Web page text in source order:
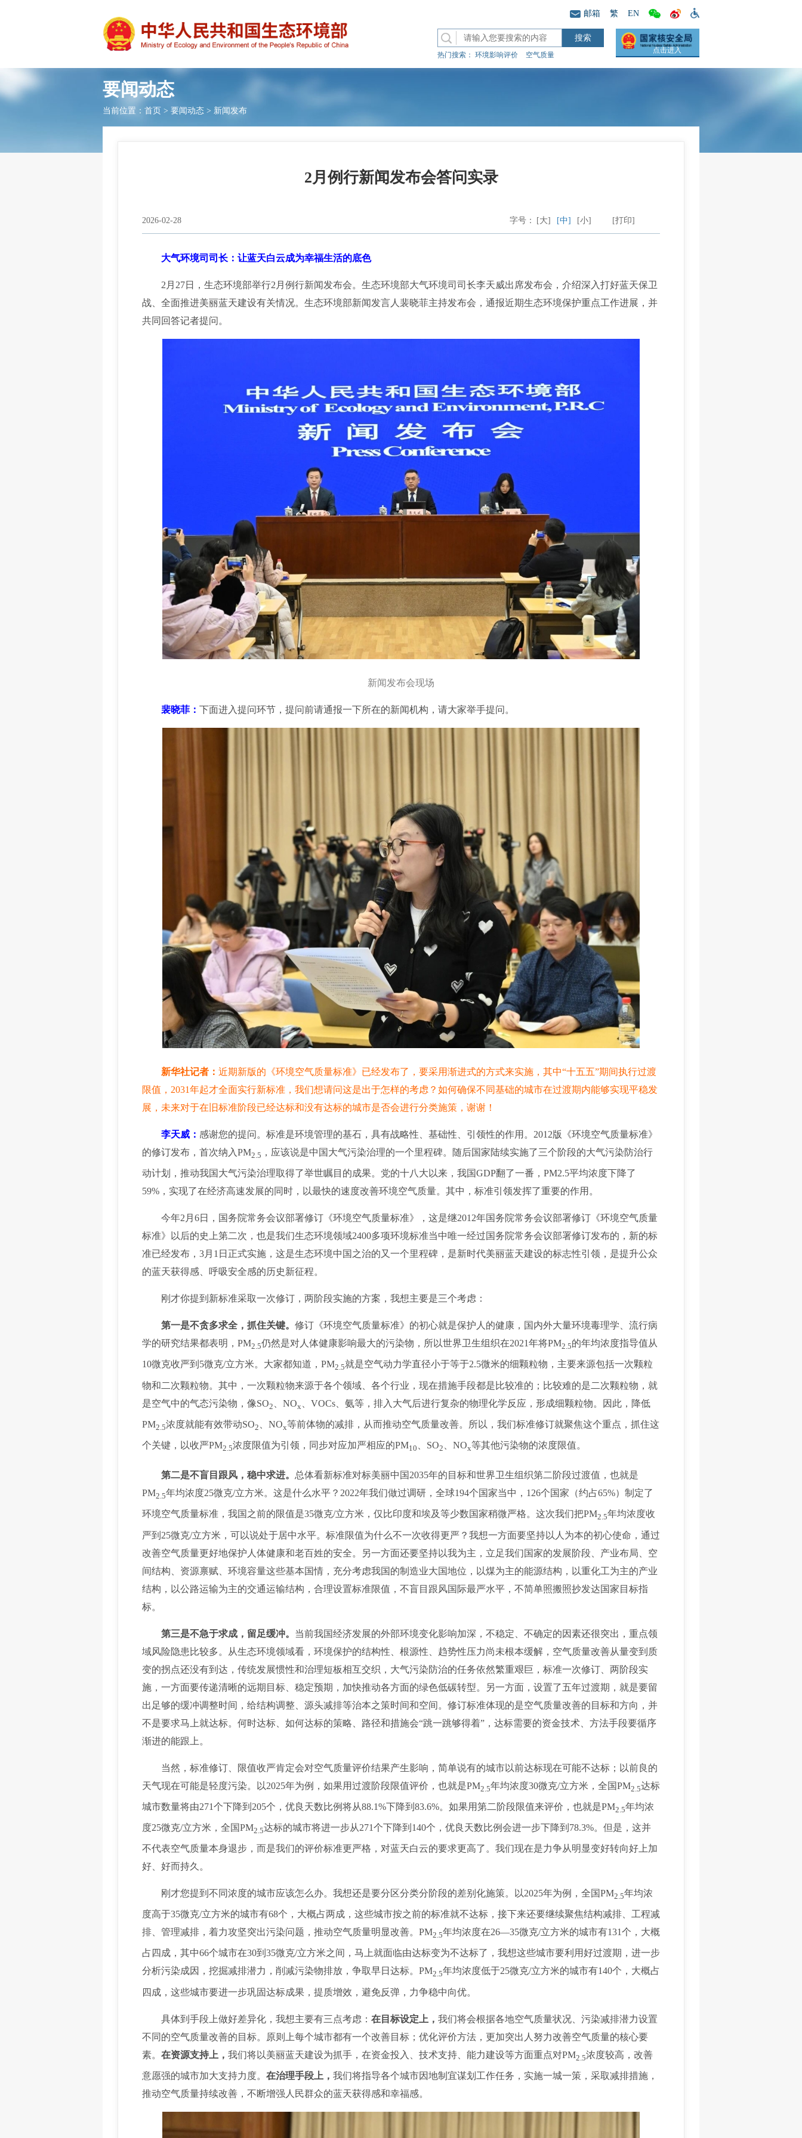
邮箱 繁 EN
热门搜索： 环境影响评价 空气质量
点击进入
要闻动态
当前位置： 首页 > 要闻动态 > 新闻发布
2月例行新闻发布会答问实录
2026-02-28 [打印]
字号： [大] [中] [小]
大气环境司司长：让蓝天白云成为幸福生活的底色
2月27日，生态环境部举行2月例行新闻发布会。生态环境部大气环境司司长李天威出席发布会，介绍深入打好蓝天保卫
战、全面推进美丽蓝天建设有关情况。生态环境部新闻发言人裴晓菲主持发布会，通报近期生态环境保护重点工作进展，并
共同回答记者提问。
新闻发布会现场
裴晓菲： 下面进入提问环节，提问前请通报一下所在的新闻机构，请大家举手提问。
新华社记者： 近期新版的《环境空气质量标准》已经发布了，要采用渐进式的方式来实施，其中“十五五”期间执行过渡
限值，2031年起才全面实行新标准，我们想请问这是出于怎样的考虑？如何确保不同基础的城市在过渡期内能够实现平稳发
展，未来对于在旧标准阶段已经达标和没有达标的城市是否会进行分类施策，谢谢！
李天威： 感谢您的提问。标准是环境管理的基石，具有战略性、基础性、引领性的作用。2012版《环境空气质量标准》
的修订发布，首次纳入PM2.5 ，应该说是中国大气污染治理的一个里程碑。随后国家陆续实施了三个阶段的大气污染防治行
动计划，推动我国大气污染治理取得了举世瞩目的成果。党的十八大以来，我国GDP翻了一番，PM2.5平均浓度下降了
59%，实现了在经济高速发展的同时，以最快的速度改善环境空气质量。其中，标准引领发挥了重要的作用。
今年2月6日，国务院常务会议部署修订《环境空气质量标准》，这是继2012年国务院常务会议部署修订《环境空气质量
标准》以后的史上第二次，也是我们生态环境领域2400多项环境标准当中唯一经过国务院常务会议部署修订发布的，新的标
准已经发布，3月1日正式实施，这是生态环境中国之治的又一个里程碑，是新时代美丽蓝天建设的标志性引领，是提升公众
的蓝天获得感、呼吸安全感的历史新征程。
刚才你提到新标准采取一次修订，两阶段实施的方案，我想主要是三个考虑：
第一是不贪多求全，抓住关键。 修订《环境空气质量标准》的初心就是保护人的健康，国内外大量环境毒理学、流行病
学的研究结果都表明，PM2.5仍然是对人体健康影响最大的污染物，所以世界卫生组织在2021年将PM2.5的年均浓度指导值从
10微克收严到5微克/立方米。大家都知道，PM2.5就是空气动力学直径小于等于2.5微米的细颗粒物，主要来源包括一次颗粒
物和二次颗粒物。其中，一次颗粒物来源于各个领域、各个行业，现在措施手段都是比较准的；比较难的是二次颗粒物，就
是空气中的气态污染物，像SO2 、NOx 、VOCs、氨等，排入大气后进行复杂的物理化学反应，形成细颗粒物。因此，降低
PM2.5浓度就能有效带动SO2 、NOx等前体物的减排，从而推动空气质量改善。所以，我们标准修订就聚焦这个重点，抓住这
个关键，以收严PM2.5浓度限值为引领，同步对应加严相应的PM10 、SO2 、NOx等其他污染物的浓度限值。
第二是不盲目跟风，稳中求进。 总体看新标准对标美丽中国2035年的目标和世界卫生组织第二阶段过渡值，也就是
PM2.5年均浓度25微克/立方米。这是什么水平？2022年我们做过调研，全球194个国家当中，126个国家（约占65%）制定了
环境空气质量标准，我国之前的限值是35微克/立方米，仅比印度和埃及等少数国家稍微严格。这次我们把PM2.5年均浓度收
严到25微克/立方米，可以说处于居中水平。标准限值为什么不一次收得更严？我想一方面要坚持以人为本的初心使命，通过
改善空气质量更好地保护人体健康和老百姓的安全。另一方面还要坚持以我为主，立足我们国家的发展阶段、产业布局、空
间结构、资源禀赋、环境容量这些基本国情，充分考虑我国的制造业大国地位，以煤为主的能源结构，以重化工为主的产业
结构，以公路运输为主的交通运输结构，合理设置标准限值，不盲目跟风国际最严水平，不简单照搬照抄发达国家目标指
标。
第三是不急于求成，留足缓冲。 当前我国经济发展的外部环境变化影响加深，不稳定、不确定的因素还很突出，重点领
域风险隐患比较多。从生态环境领域看，环境保护的结构性、根源性、趋势性压力尚未根本缓解，空气质量改善从量变到质
变的拐点还没有到达，传统发展惯性和治理短板相互交织，大气污染防治的任务依然繁重艰巨，标准一次修订、两阶段实
施，一方面要传递清晰的远期目标、稳定预期，加快推动各方面的绿色低碳转型。另一方面，设置了五年过渡期，就是要留
出足够的缓冲调整时间，给结构调整、源头减排等治本之策时间和空间。修订标准体现的是空气质量改善的目标和方向，并
不是要求马上就达标。何时达标、如何达标的策略、路径和措施会“跳一跳够得着”，达标需要的资金技术、方法手段要循序
渐进的能跟上。
当然，标准修订、限值收严肯定会对空气质量评价结果产生影响，简单说有的城市以前达标现在可能不达标；以前良的
天气现在可能是轻度污染。以2025年为例，如果用过渡阶段限值评价，也就是PM2.5年均浓度30微克/立方米，全国PM2.5达标
城市数量将由271个下降到205个，优良天数比例将从88.1%下降到83.6%。如果用第二阶段限值来评价，也就是PM2.5年均浓
度25微克/立方米，全国PM2.5达标的城市将进一步从271个下降到140个，优良天数比例会进一步下降到78.3%。但是，这并
不代表空气质量本身退步，而是我们的评价标准更严格，对蓝天白云的要求更高了。我们现在是力争从明显变好转向好上加
好、好而持久。
刚才您提到不同浓度的城市应该怎么办。我想还是要分区分类分阶段的差别化施策。以2025年为例，全国PM2.5年均浓
度高于35微克/立方米的城市有68个，大概占两成，这些城市按之前的标准就不达标，接下来还要继续聚焦结构减排、工程减
排、管理减排，着力攻坚突出污染问题，推动空气质量明显改善。PM2.5年均浓度在26—35微克/立方米的城市有131个，大概
占四成，其中66个城市在30到35微克/立方米之间，马上就面临由达标变为不达标了，我想这些城市要利用好过渡期，进一步
分析污染成因，挖掘减排潜力，削减污染物排放，争取早日达标。PM2.5年均浓度低于25微克/立方米的城市有140个，大概占
四成，这些城市要进一步巩固达标成果，提质增效，避免反弹，力争稳中向优。
具体到手段上做好差异化，我想主要有三点考虑： 在目标设定上， 我们将会根据各地空气质量状况、污染减排潜力设置
不同的空气质量改善的目标。原则上每个城市都有一个改善目标；优化评价方法，更加突出人努力改善空气质量的核心要
素。 在资源支持上， 我们将以美丽蓝天建设为抓手，在资金投入、技术支持、能力建设等方面重点对PM2.5浓度较高，改善
意愿强的城市加大支持力度。 在治理手段上， 我们将指导各个城市因地制宜谋划工作任务，实施一城一策，采取减排措施，
推动空气质量持续改善，不断增强人民群众的蓝天获得感和幸福感。